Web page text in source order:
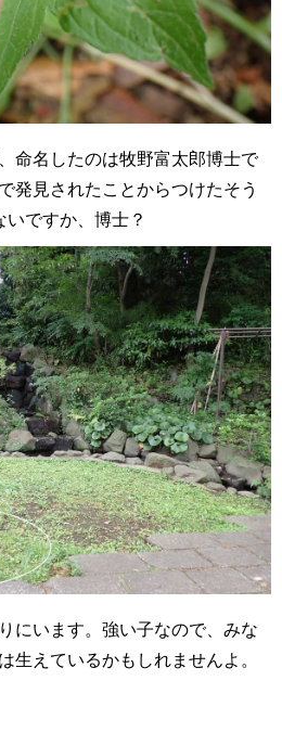
命名したのは牧野富太郎博士で
発見されたことからつけたそう
いですか、博士？
にいます。強い子なので、みな
生えているかもしれませんよ。